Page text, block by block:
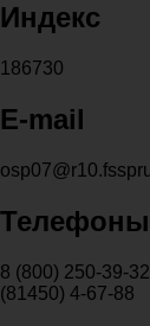
Индекс
186730
E-mail
Телефоны
8 (800) 250-39-
(81450) 4-67-88